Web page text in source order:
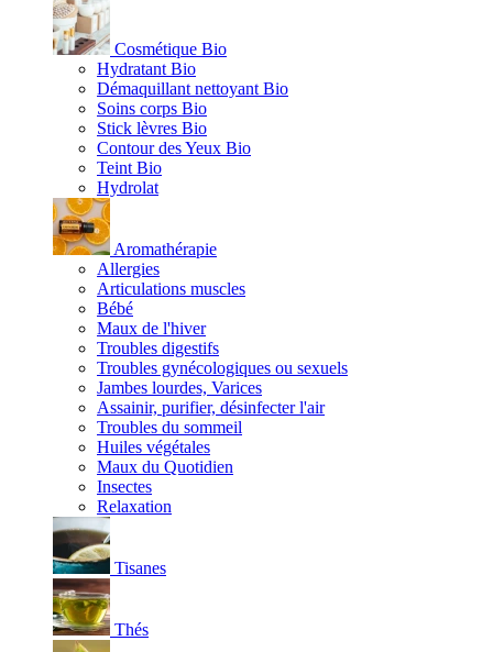
Cosmétique Bio
Hydratant Bio
Démaquillant nettoyant Bio
Soins corps Bio
Stick lèvres Bio
Contour des Yeux Bio
Teint Bio
Hydrolat
Aromathérapie
Allergies
Articulations muscles
Bébé
Maux de l'hiver
Troubles digestifs
Troubles gynécologiques ou sexuels
Jambes lourdes, Varices
Assainir, purifier, désinfecter l'air
Troubles du sommeil
Huiles végétales
Maux du Quotidien
Insectes
Relaxation
Tisanes
Thés